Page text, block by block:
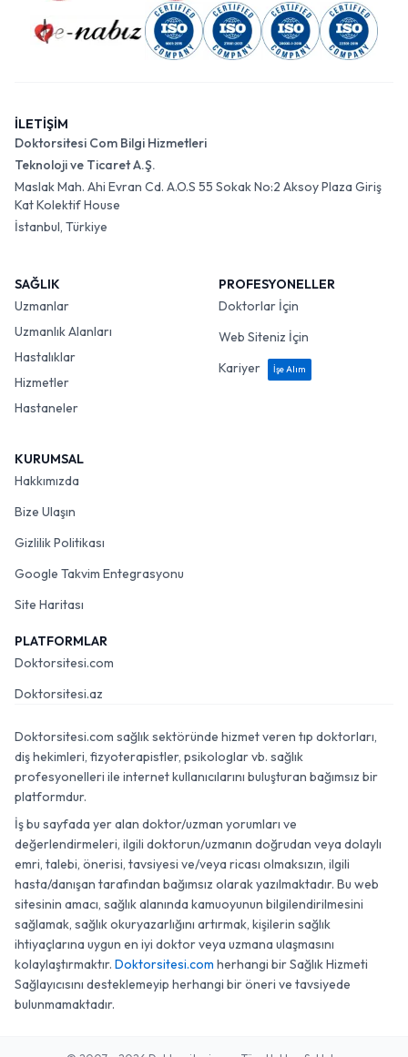
İLETİŞİM
Doktorsitesi Com Bilgi Hizmetleri
Teknoloji ve Ticaret A.Ş.
Maslak Mah. Ahi Evran Cd. A.O.S 55 Sokak No:2 Aksoy Plaza Giriş
Kat Kolektif House
İstanbul, Türkiye
SAĞLIK
Uzmanlar
Uzmanlık Alanları
Hastalıklar
Hizmetler
Hastaneler
PROFESYONELLER
Doktorlar İçin
Web Siteniz İçin
Kariyer
İşe Alım
KURUMSAL
Hakkımızda
Bize Ulaşın
Gizlilik Politikası
Google Takvim Entegrasyonu
Site Haritası
PLATFORMLAR
Doktorsitesi.com
Doktorsitesi.az
Doktorsitesi.com sağlık sektöründe hizmet veren tıp doktorları,
diş hekimleri, fizyoterapistler, psikologlar vb. sağlık
profesyonelleri ile internet kullanıcılarını buluşturan bağımsız bir
platformdur.
İş bu sayfada yer alan doktor/uzman yorumları ve
değerlendirmeleri, ilgili doktorun/uzmanın doğrudan veya dolaylı
emri, talebi, önerisi, tavsiyesi ve/veya ricası olmaksızın, ilgili
hasta/danışan tarafından bağımsız olarak yazılmaktadır. Bu web
sitesinin amacı, sağlık alanında kamuoyunun bilgilendirilmesini
sağlamak, sağlık okuryazarlığını artırmak, kişilerin sağlık
ihtiyaçlarına uygun en iyi doktor veya uzmana ulaşmasını
kolaylaştırmaktır. Doktorsitesi.com herhangi bir Sağlık Hizmeti
Sağlayıcısını desteklemeyip herhangi bir öneri ve tavsiyede
bulunmamaktadır.